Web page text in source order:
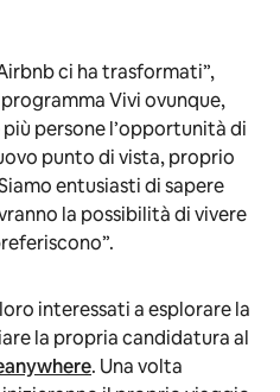
ci ha trasformati”,
Vivi ovunque,
persone l’opportunità di
punto di vista, proprio
entusiasti di sapere
la possibilità di vivere
interessati a esplorare la
la propria candidatura al
. Una volta